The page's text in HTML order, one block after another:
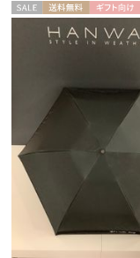
セー 送料無
料
ギフト
向け